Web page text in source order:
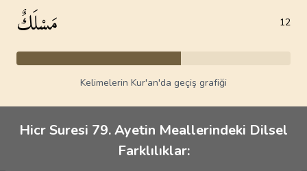
مَسْلَكٌ 12
Kelimelerin Kur'an'da geçiş grafiği
Hicr Suresi 79. Ayetin Meallerindeki Dilsel
Farklılıklar: